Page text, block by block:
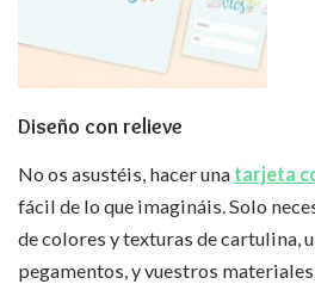
Diseño con relieve
No os asustéis, hacer una tarjeta
fácil de lo que imagináis. Solo
de colores y texturas de cartulina,
pegamentos, y vuestros